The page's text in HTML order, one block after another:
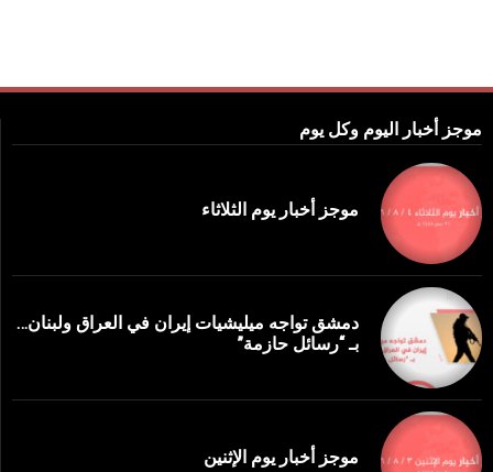
موجز أخبار اليوم وكل يوم
موجز أخبار يوم الثلاثاء
دمشق تواجه ميليشيات إيران في العراق ولبنان…
بـ “رسائل حازمة”
موجز أخبار يوم الإثنين